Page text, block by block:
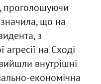
проголошуючи
що на
з
на Сході
внутрішні
економічна